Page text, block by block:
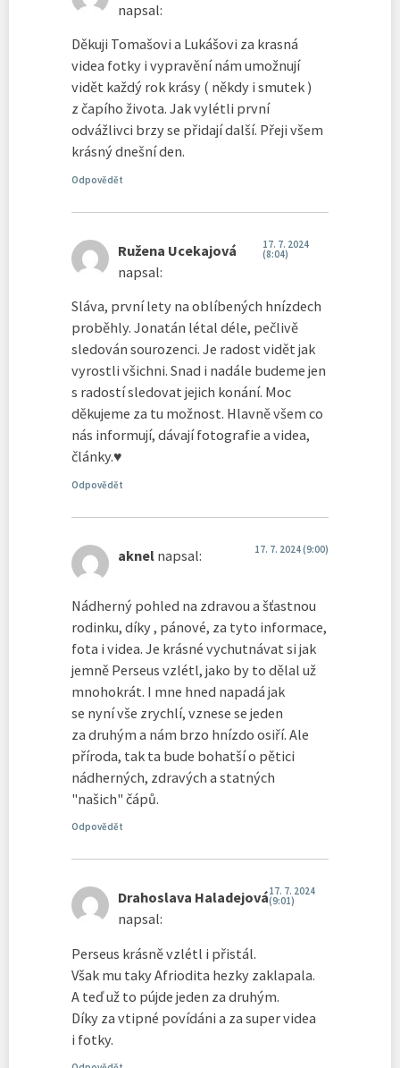
napsal:
Děkuji Tomašovi a Lukášovi za krasná
videa fotky i vypravění nám umožnují
vidět každý rok krásy ( někdy i smutek )
z čapího života. Jak vylétli první
odvážlivci brzy se přidají další. Přeji všem
krásný dnešní den.
Odpovědět
Ružena Ucekajová
napsal:
17. 7. 2024
(8:04)
Sláva, první lety na oblíbených hnízdech
proběhly. Jonatán létal déle, pečlivě
sledován sourozenci. Je radost vidět jak
vyrostli všichni. Snad i nadále budeme jen
s radostí sledovat jejich konání. Moc
děkujeme za tu možnost. Hlavně všem co
nás informují, dávají fotografie a videa,
články.♥
Odpovědět
aknel napsal: 17. 7. 2024 (9:00)
Nádherný pohled na zdravou a šťastnou
rodinku, díky , pánové, za tyto informace,
fota i videa. Je krásné vychutnávat si jak
jemně Perseus vzlétl, jako by to dělal už
mnohokrát. I mne hned napadá jak
se nyní vše zrychlí, vznese se jeden
za druhým a nám brzo hnízdo osiří. Ale
příroda, tak ta bude bohatší o pětici
nádherných, zdravých a statných
"našich" čápů.
Odpovědět
Drahoslava Haladejová
napsal:
17. 7. 2024
(9:01)
Perseus krásně vzlétl i přistál.
Však mu taky Afriodita hezky zaklapala.
A teď už to pújde jeden za druhým.
Díky za vtipné povídáni a za super videa
i fotky.